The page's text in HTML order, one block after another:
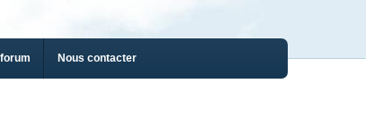
Nous contacter